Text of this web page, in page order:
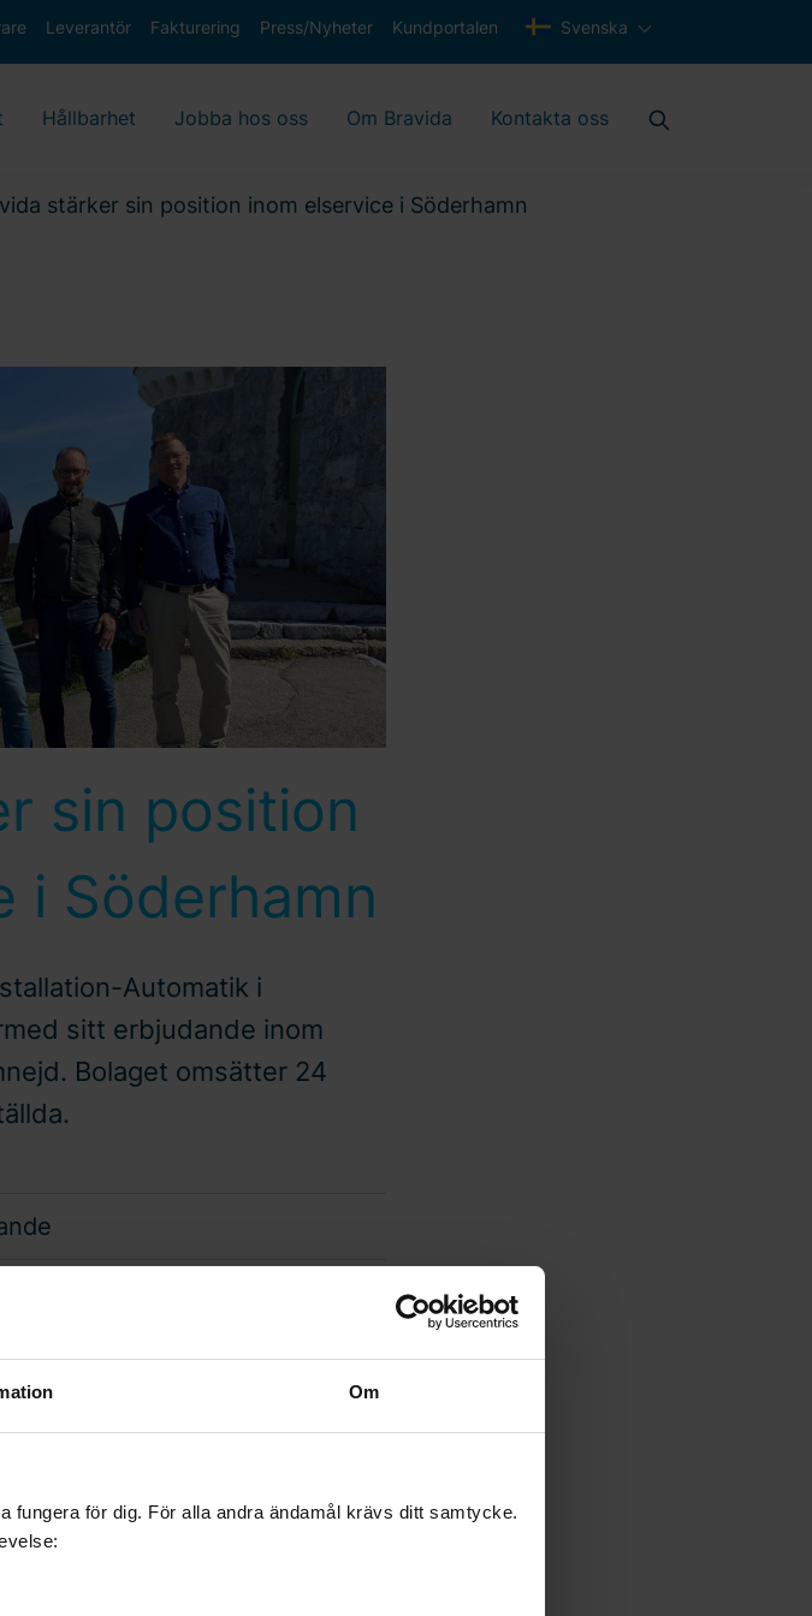
Om
fungera för dig. För alla andra ändamål krävs ditt samtycke.
Leverantör Fakturering Press/Nyheter Kundportalen Svenska
Hållbarhet Jobba hos oss Om Bravida Kontakta oss
stärker sin position inom elservice i Söderhamn
sin position
i Söderhamn
Automatik i
sitt erbjudande inom
Bolaget omsätter 24
samt privatpersoner i södra
Elia till Bravida. Vi har
varandra geografiskt i